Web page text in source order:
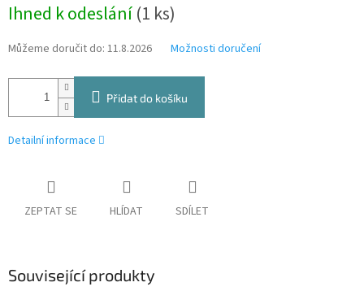
cena:
Ihned k odeslání(1 ks)
Můžeme doručit do: 11.8.2026 Možnosti doručení
Přidat do košíku
Detailní informace
ZEPTAT SE HLÍDAT SDÍLET
Související produkty